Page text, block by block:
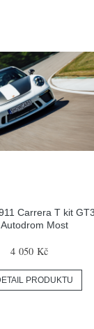
Carrera T kit
Autodrom Most
4 050 Kč
PRODUKTU